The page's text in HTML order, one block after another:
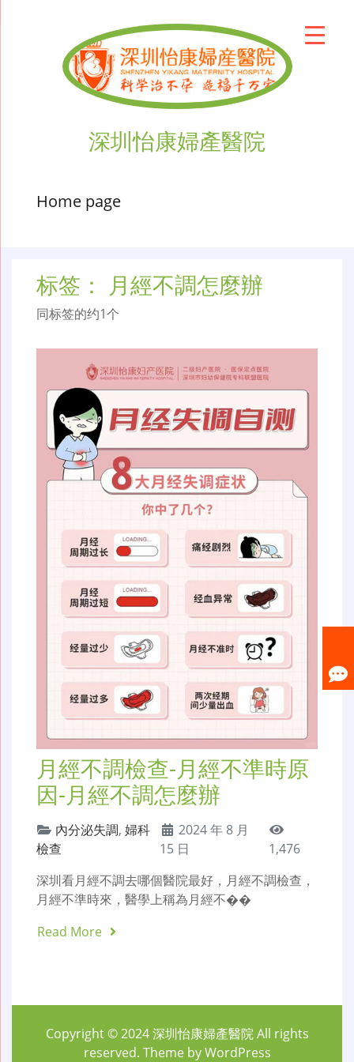
深圳怡康婦產醫院
Home page
标签： 月經不調怎麼辦
同标签的约1个
月經不調檢查-月經不準時原
因-月經不調怎麼辦
內分泌失調, 婦科
檢查
2024 年 8 月
15 日
1,476
深圳看月經不調去哪個醫院最好，月經不調檢查，
月經不準時來，醫學上稱為月經不��
Read More
Copyright © 2024深圳怡康婦產醫院All rights
reserved. Theme byWordPress